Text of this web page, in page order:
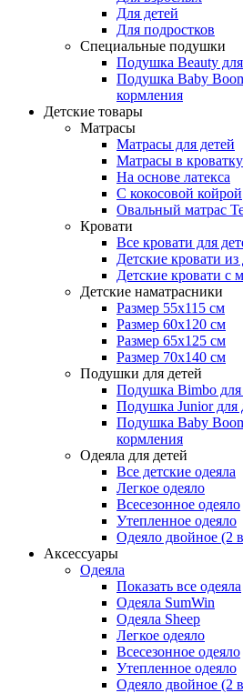
Для детей
Для подростков
Специальные подушки
Подушка Beauty
Подушка Baby
кормления
Детские товары
Матрасы
Матрасы для детей
Матрасы в кроватку
На основе латекса
С кокосовой койрой
Овальный матрас
Кровати
Все кровати для
Детские кровати из
Детские кровати с
Детские наматрасники
Размер 55x115 см
Размер 60x120 см
Размер 65x125 см
Размер 70x140 см
Подушки для детей
Подушка Bimbo для
Подушка Junior для
Подушка Baby
кормления
Одеяла для детей
Все детские одеяла
Легкое одеяло
Всесезонное одеяло
Утепленное одеяло
Одеяло двойное (2
Аксессуары
Одеяла
Показать все одеяла
Одеяла SumWin
Одеяла Sheep
Легкое одеяло
Всесезонное одеяло
Утепленное одеяло
Одеяло двойное (2